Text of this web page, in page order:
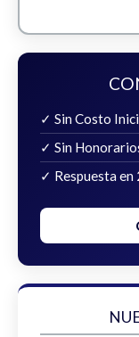
✓ Sin Costo
✓ Sin
✓ Respuesta en